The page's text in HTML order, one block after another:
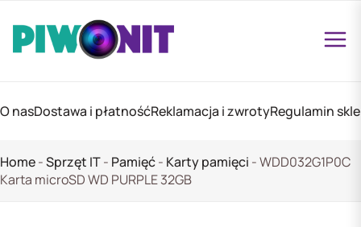
O nasDostawa i płatnośćReklamacja i zwrotyRegulamin
Home-Sprzęt IT- Pamięć- Karty pamięci -WDD032G1P0C
Karta microSD WD PURPLE 32GB